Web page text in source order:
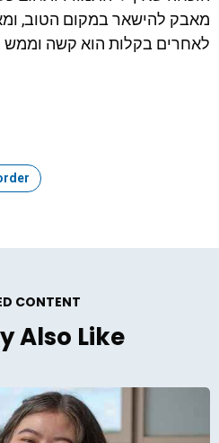
מאבק להישאר במקום הטוב,
לאחרים בקלות הוא קשה וממש
CONTENT
Also Like